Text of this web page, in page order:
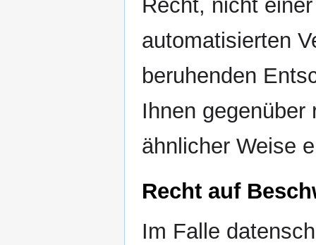
Recht, nicht
automatisierten
beruhenden
Ihnen
ähnlicher Weise
Recht auf
Im Falle